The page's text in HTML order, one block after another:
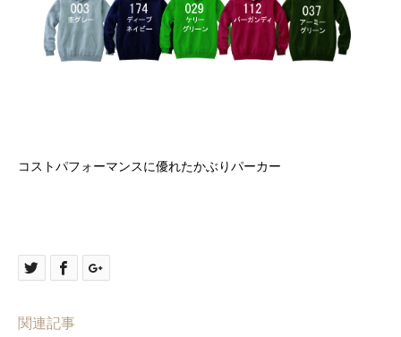
コストパフォーマンスに優れたかぶりパーカー
関連記事